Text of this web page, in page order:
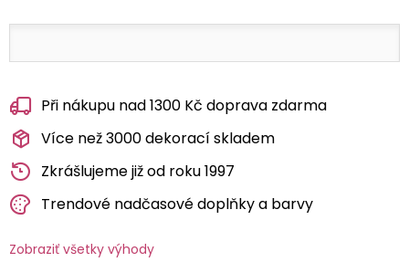
Při nákupu nad 1300 Kč doprava zdarma
Více než 3000 dekorací skladem
Zkrášlujeme již od roku 1997
Trendové nadčasové doplňky a barvy
Zobraziť všetky výhody